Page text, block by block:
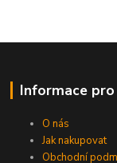
Informace
O nás
Jak nakupovat
Obchodní